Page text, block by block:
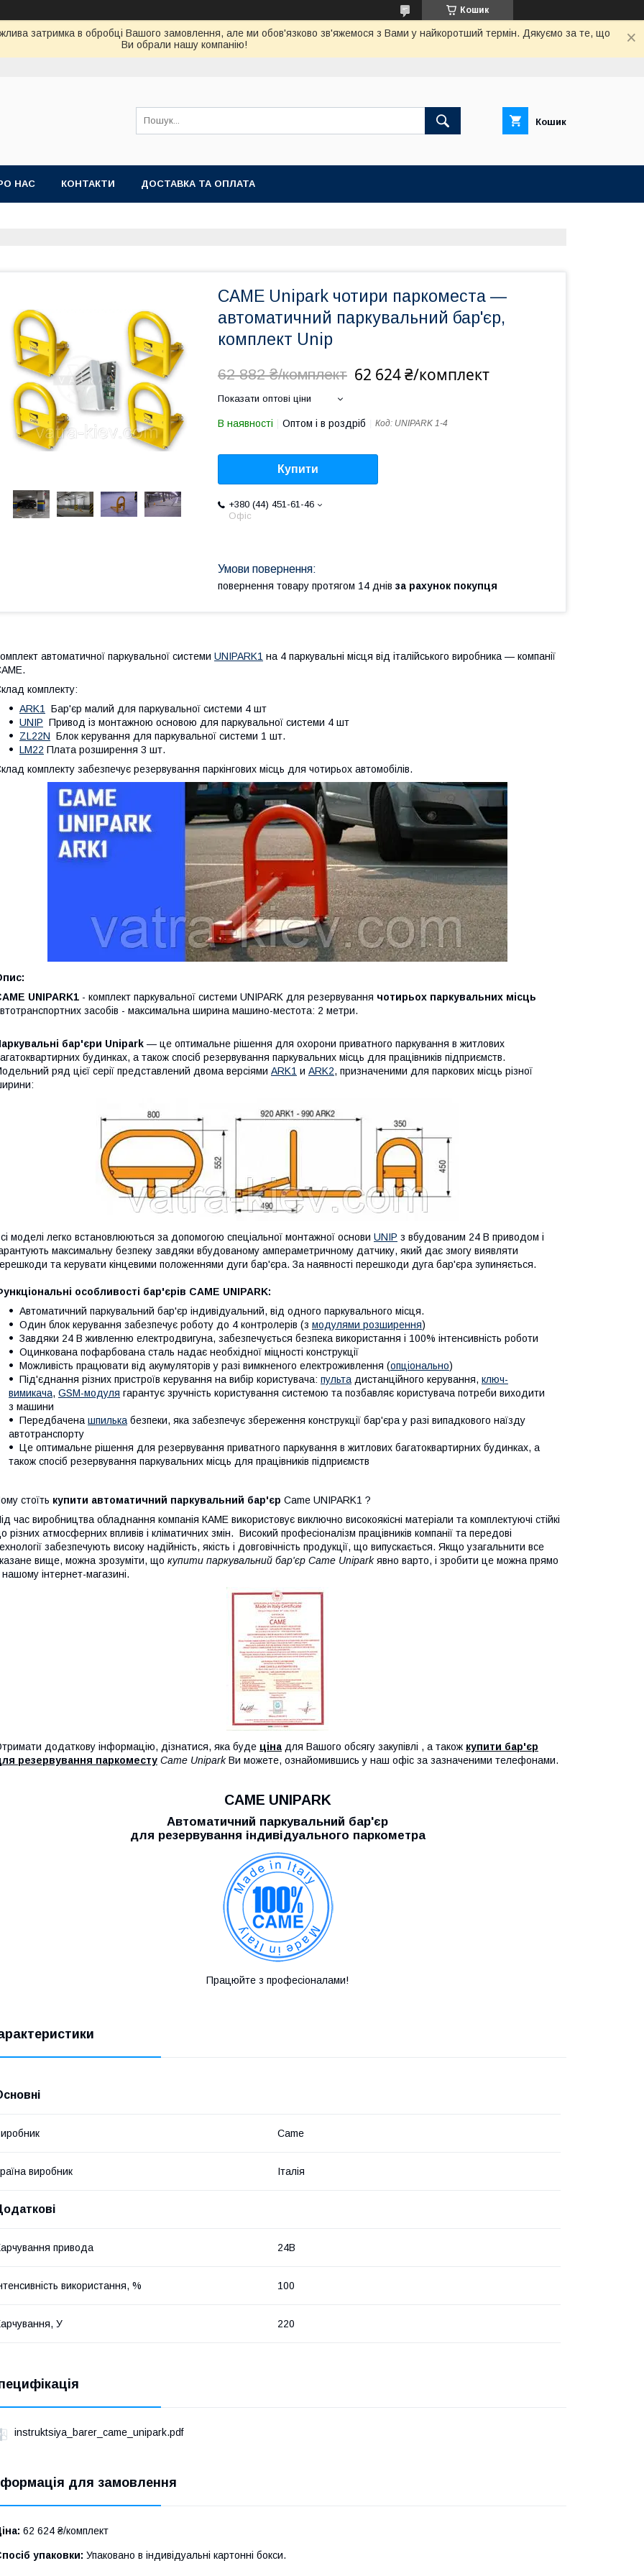
Кошик
затримка в обробці Вашого замовлення, але ми обов'язково зв'яжемося з Вами у найкоротший термін. Дякуємо за те, що
Ви обрали нашу компанію!
Кошик
НАС КОНТАКТИ ДОСТАВКА ТА ОПЛАТА
CAME Unipark чотири паркоместа —
автоматичний паркувальний бар'єр,
комплект Unip
62 882 ₴/комплект 62 624 ₴/комплект
Показати оптові ціни
В наявності Оптом і в роздріб Код: UNIPARK 1-4
Купити
+380 (44) 451-61-46
Офіс
повернення товару протягом 14 днів за рахунок покупця
автоматичної паркувальної системи UNIPARK1 на 4 паркувальні місця від італійського виробника — компанії
комплекту:
ARK1
Бар'єр малий для паркувальної системи 4 шт
UNIP Привод із монтажною основою для паркувальної системи 4 шт
ZL22N Блок керування для паркувальної системи 1 шт.
LM22 Плата розширення 3 шт.
комплекту забезпечує резервування паркінгових місць для чотирьох автомобілів.
UNIPARK1 - комплект паркувальної системи UNIPARK для резервування чотирьох паркувальних місць
засобів - максимальна ширина машино-местота: 2 метри.
бар'єри Unipark — це оптимальне рішення для охорони приватного паркування в житлових
будинках, а також спосіб резервування паркувальних місць для працівників підприємств.
ряд цієї серії представлений двома версіями ARK1 и ARK2, призначеними для паркових місць різної
моделі легко встановлюються за допомогою спеціальної монтажної основи UNIP з вбудованим 24 В приводом і
максимальну безпеку завдяки вбудованому ампераметричному датчику, який дає змогу виявляти
та керувати кінцевими положеннями дуги бар'єра. За наявності перешкоди дуга бар'єра зупиняється.
особливості бар'єрів CAME UNIPARK:
Автоматичний паркувальний бар'єр індивідуальний, від одного паркувального місця.
Один блок керування забезпечує роботу до 4 контролерів (з модулями розширення)
Завдяки 24 В живленню електродвигуна, забезпечується безпека використання і 100% інтенсивність роботи
Оцинкована пофарбована сталь надає необхідної міцності конструкції
Можливість працювати від акумуляторів у разі вимкненого електроживлення (опціонально)
Під'єднання різних пристроїв керування на вибір користувача: пульта дистанційного керування, ключ-
вимикача, GSM-модуля гарантує зручність користування системою та позбавляє користувача потреби виходити
з машини
Передбачена шпилька безпеки, яка забезпечує збереження конструкції бар'єра у разі випадкового наїзду
автотранспорту
Це оптимальне рішення для резервування приватного паркування в житлових багатоквартирних будинках, а
також спосіб резервування паркувальних місць для працівників підприємств
стоїть купити автоматичний паркувальний бар'єр Came UNIPARK1 ?
час виробництва обладнання компанія КАМЕ використовує виключно високоякісні матеріали та комплектуючі стійкі
різних атмосферних впливів і кліматичних змін. Високий професіоналізм працівників компанії та передові
забезпечують високу надійність, якість і довговічність продукції, що випускається. Якщо узагальнити все
вище, можна зрозуміти, що купити паркувальний бар'єр Came Uniparkявно варто, і зробити це можна прямо
нашому інтернет-магазині.
додаткову інформацію, дізнатися, яка буде ціна для Вашого обсягу закупівлі , а також купити бар'єр
резервування паркоместу Came UniparkВи можете, ознайомившись у наш офіс за зазначеними телефонами.
CAME UNIPARK
Автоматичний паркувальний бар'єр
для резервування індивідуального паркометра
Працюйте з професіоналами!
Came
виробник Італія
привода 24В
використання, % 100
У 220
instruktsiya_barer_came_unipark.pdf
для замовлення
62 624 ₴/комплект
упаковки: Упаковано в індивідуальні картонні бокси.